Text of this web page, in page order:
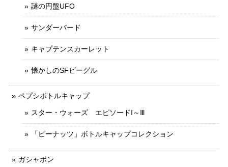
謎の円盤UFO
サンダーバード
キャプテンスカーレット
懐かしのSFビーグル
ペプシボトルキャップ
スター・ウォーズ エピソードⅠ～Ⅲ
「ピーナッツ」ボトルキャップコレクション
ガシャポン